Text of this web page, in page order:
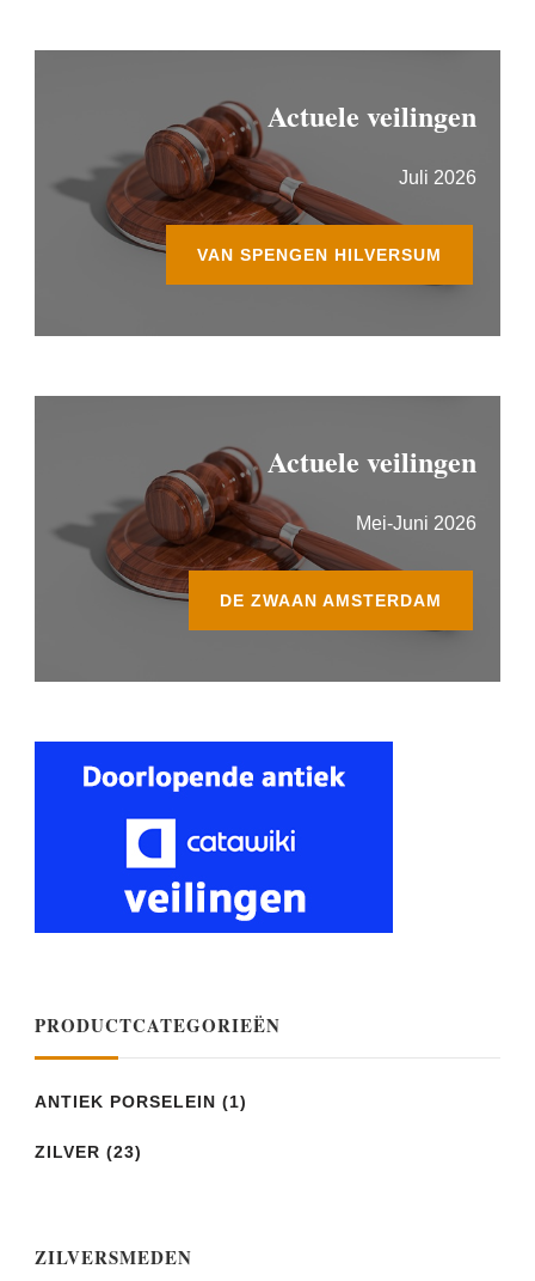
Actuele veilingen
Juli 2026
VAN SPENGEN HILVERSUM
Actuele veilingen
Mei-Juni 2026
DE ZWAAN AMSTERDAM
PRODUCTCATEGORIEËN
ANTIEK PORSELEIN (1)
ZILVER (23)
ZILVERSMEDEN